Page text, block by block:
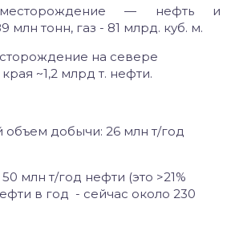
— нефть и
млн тонн, газ - 81 млрд. куб. м.
на севере
~1,2 млрд т. нефти.
объем добычи: 26 млн т/год
млн т/год нефти (это >21%
в год - сейчас около 230